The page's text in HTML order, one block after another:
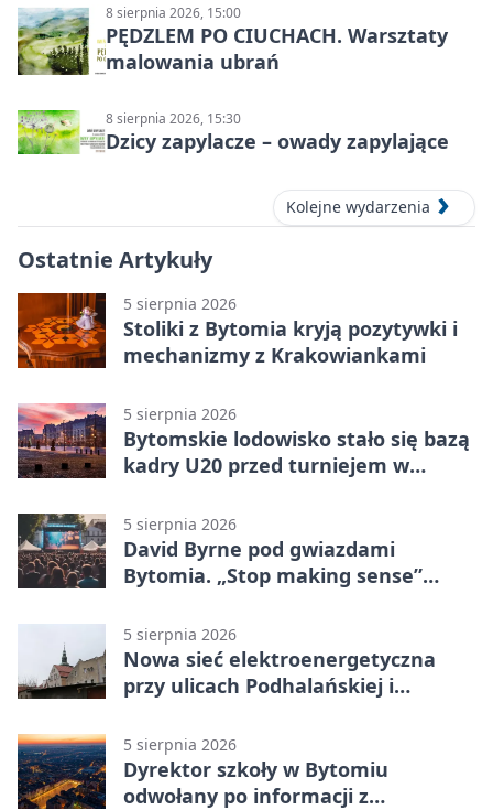
8 sierpnia 2026, 15:00
PĘDZLEM PO CIUCHACH. Warsztaty
malowania ubrań
8 sierpnia 2026, 15:30
Dzicy zapylacze – owady zapylające
Kolejne wydarzenia
Ostatnie Artykuły
5 sierpnia 2026
Stoliki z Bytomia kryją pozytywki i
mechanizmy z Krakowiankami
5 sierpnia 2026
Bytomskie lodowisko stało się bazą
kadry U20 przed turniejem w
5 sierpnia 2026
David Byrne pod gwiazdami
Bytomia. „Stop making sense”
5 sierpnia 2026
Nowa sieć elektroenergetyczna
przy ulicach Podhalańskiej i
5 sierpnia 2026
Dyrektor szkoły w Bytomiu
odwołany po informacji z